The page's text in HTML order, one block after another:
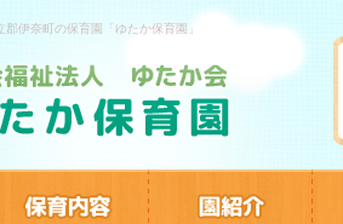
伊奈町の保育園「ゆたか保育園」